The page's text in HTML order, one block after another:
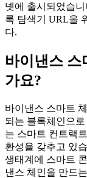
넷에 출시되었습
록 탐색기 URL을
다.
바이낸스 스
가요?
바이낸스 스마트
되는 블록체인으
는 스마트 컨트랙
환성을 갖추고 있
생태계에 스마트
낸스 체인을 만드